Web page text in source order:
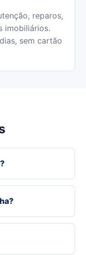
reparos,
imobiliários.
sem cartão